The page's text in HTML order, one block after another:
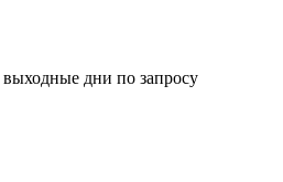
выходные дни по запросу